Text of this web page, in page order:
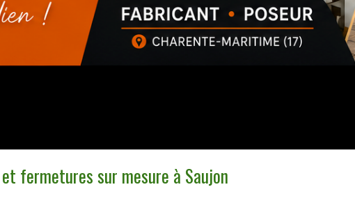
et fermetures sur mesure à Saujon